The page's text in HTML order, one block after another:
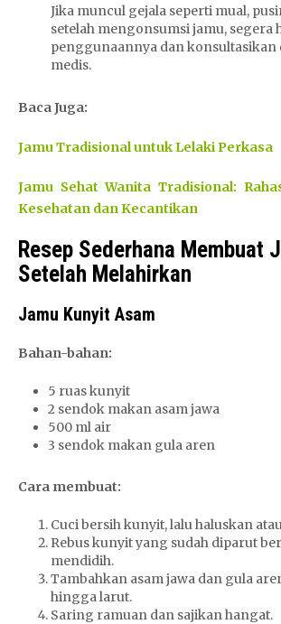
Jika muncul gejala seperti mual,
setelah mengonsumsi jamu, segera
penggunaannya dan konsultasikan
medis.
Baca Juga:
Jamu Tradisional untuk Lelaki Perkasa
Jamu Sehat Wanita Tradisional:
Kesehatan dan Kecantikan
Resep Sederhana Membuat
Setelah Melahirkan
Jamu Kunyit Asam
Bahan-bahan:
5 ruas kunyit
2 sendok makan asam jawa
500 ml air
3 sendok makan gula aren
Cara membuat:
Cuci bersih kunyit, lalu haluskan
Rebus kunyit yang sudah diparut
mendidih.
Tambahkan asam jawa dan gula
hingga larut.
Saring ramuan dan sajikan hangat.